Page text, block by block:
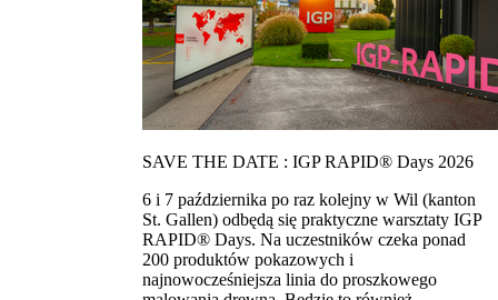
SAVE THE DATE : IGP RAPID® Days 2026
6 i 7 października po raz kolejny w Wil (kanton
St. Gallen) odbędą się praktyczne warsztaty IGP
RAPID® Days. Na uczestników czeka ponad
200 produktów pokazowych i
najnowocześniejsza linia do proszkowego